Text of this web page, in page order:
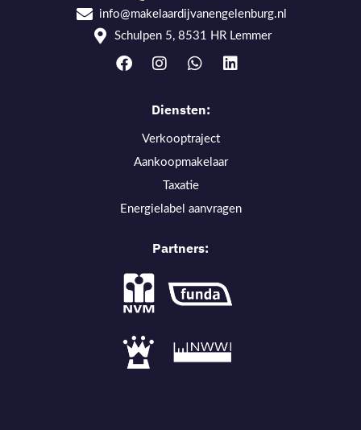
info@makelaardijvanengelenburg.nl
Schulpen 5, 8531 HR Lemmer
Diensten:
Verkooptraject
Aankoopmakelaar
Taxatie
Energielabel aanvragen
Partners: